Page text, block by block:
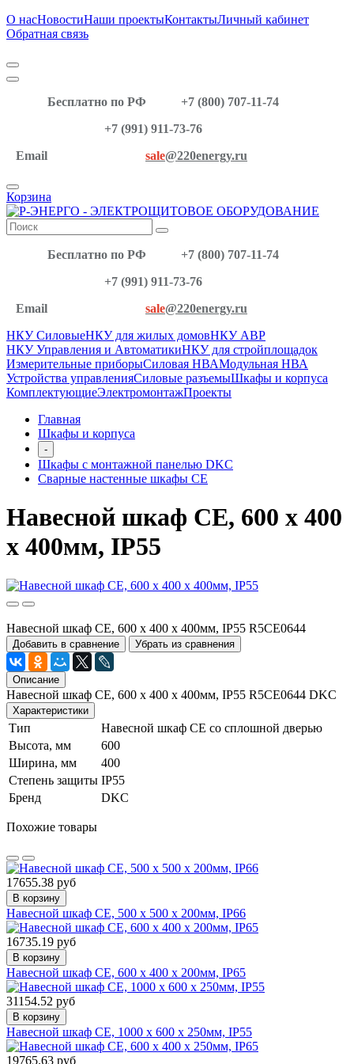
О насНовостиНаши проектыКонтактыЛичный кабинет
Обратная связь
Бесплатно по РФ
+7 (800) 707-11-74
+7 (991) 911-73-76
Email
sale@220energy.ru
Корзина
Бесплатно по РФ
+7 (800) 707-11-74
+7 (991) 911-73-76
Email
sale@220energy.ru
НКУ СиловыеНКУ для жилых домовНКУ АВР
НКУ Управления и АвтоматикиНКУ для стройплощадок
Измерительные приборыСиловая НВАМодульная НВА
Устройства управленияСиловые разъемыШкафы и корпуса
КомплектующиеЭлектромонтажПроекты
Главная
Шкафы и корпуса
-
Шкафы с монтажной панелью DKC
Сварные настенные шкафы СЕ
Навесной шкаф CE, 600 x 400
x 400мм, IP55
Навесной шкаф CE, 600 x 400 x 400мм, IP55 R5CE0644
Добавить в сравнение Убрать из сравнения
Описание
Навесной шкаф CE, 600 x 400 x 400мм, IP55 R5CE0644 DKC
Характеристики
Тип
Навесной шкаф CE со сплошной дверью
Высота, мм
600
Ширина, мм
400
Степень защиты IP55
Бренд
DKC
Похожие товары
17655.38 руб
В корзину
Навесной шкаф CE, 500 x 500 x 200мм, IP66
16735.19 руб
В корзину
Навесной шкаф CE, 600 x 400 x 200мм, IP65
31154.52 руб
В корзину
Навесной шкаф CE, 1000 x 600 x 250мм, IP55
19765.63 руб